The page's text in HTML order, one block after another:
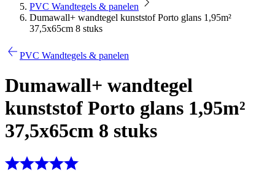
PVC Wandtegels & panelen
Dumawall+ wandtegel kunststof Porto glans 1,95m²
37,5x65cm 8 stuks
PVC Wandtegels & panelen
Dumawall+ wandtegel
kunststof Porto glans 1,95m²
37,5x65cm 8 stuks